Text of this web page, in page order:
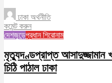
ঢাকা অর্থনীতি
কমেন্ট করুন
দেশজুড়েপ্রধান শিরোনাম
মৃত্যুদণ্ডপ্রাপ্ত আসাদুজ্জামান
চিঠি পাঠাল ঢাকা